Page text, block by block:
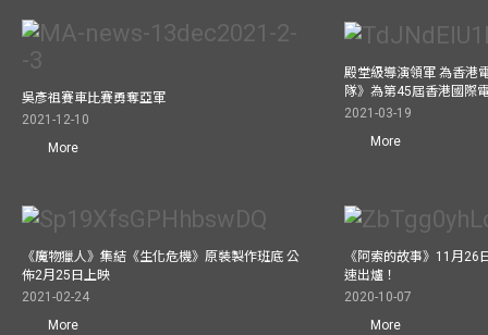
吳彥祖賽車比賽勇奪亞軍
2021-12-10
More
殿堂級導演領軍 為香港
隊》為第45屆香港國際
2021-03-19
More
《魔物獵人》集結《生化危機》原裝製作班底 公
佈2月25日上映
2021-02-24
More
《阿索的故事》11月26
速出爐！
2020-10-07
More